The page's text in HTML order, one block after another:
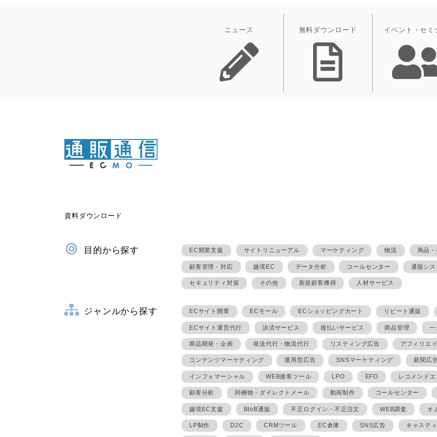
ニュース 無料ダウンロード イベント・セミ
資料ダウンロード
目的から探す EC開業支援 サイトリニューアル マーケティング 物流 商品
顧客管理・対応 越境EC データ分析 コールセンター 通販シ
セキュリティ対策 その他 新規顧客獲得 人材サービス
ジャンルから探す ECサイト開業 ECモール ECショッピングカート リピート通販
ECサイト運営代行 決済サービス 後払いサービス 商品管理
商品開発・企画 発送代行・物流代行 リスティング広告 アフィリエ
コンテンツマーケティング 運用型広告 SNSマーケティング 新聞広
インフォマーシャル WEB接客ツール LPO EFO レコメンド
顧客分析 同梱物・ダイレクトメール 動画制作 コールセンター
越境EC支援 BtoB通販 不正ログイン・不正注文 WEB調査 オ
LP制作 D2C CRMツール EC倉庫 SNS広告 キャステ